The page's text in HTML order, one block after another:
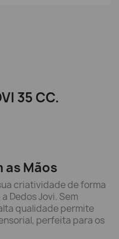
35 CC.
as Mãos
criatividade de forma
Dedos Jovi. Sem
qualidade permite
perfeita para os